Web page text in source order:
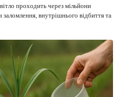
проходить через мільйони
заломлення, внутрішнього відбиття та